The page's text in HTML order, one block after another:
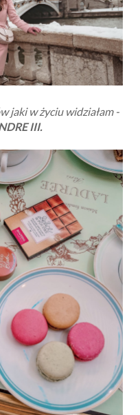
jaki w życiu widziałam -
III.